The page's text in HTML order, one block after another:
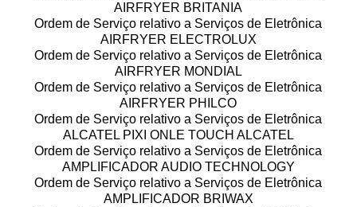
AIRFRYER BRITANIA
Ordem de Serviço relativo a Serviços de Eletrônica
AIRFRYER ELECTROLUX
Ordem de Serviço relativo a Serviços de Eletrônica
AIRFRYER MONDIAL
Ordem de Serviço relativo a Serviços de Eletrônica
AIRFRYER PHILCO
Ordem de Serviço relativo a Serviços de Eletrônica
ALCATEL PIXI ONLE TOUCH ALCATEL
Ordem de Serviço relativo a Serviços de Eletrônica
AMPLIFICADOR AUDIO TECHNOLOGY
Ordem de Serviço relativo a Serviços de Eletrônica
AMPLIFICADOR BRIWAX